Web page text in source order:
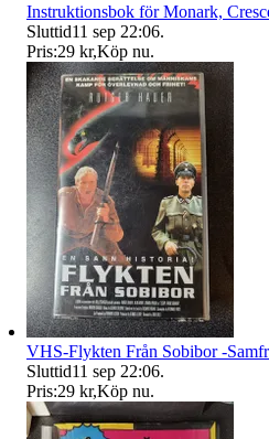
Instruktionsbok för Monark,
Sluttid11 sep 22:06.
Pris:29 kr,Köp nu.
VHS-Flykten Från Sobibor -
Sluttid11 sep 22:06.
Pris:29 kr,Köp nu.